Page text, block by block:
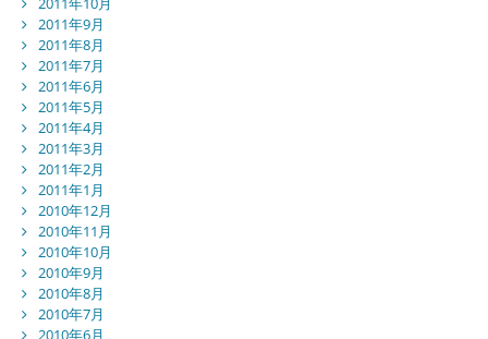
2011年9月
2011年8月
2011年7月
2011年6月
2011年5月
2011年4月
2011年3月
2011年2月
2011年1月
2010年12月
2010年11月
2010年10月
2010年9月
2010年8月
2010年7月
2010年6月